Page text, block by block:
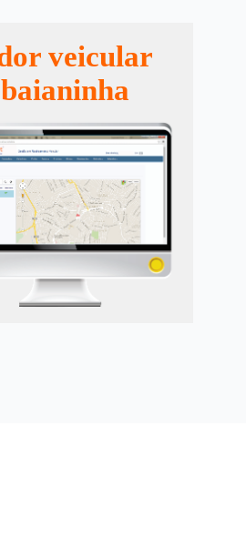
veicular